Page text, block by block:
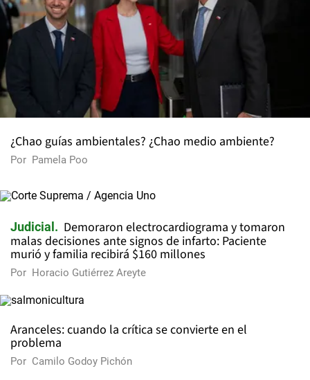
¿Chao guías ambientales? ¿Chao medio ambiente?
Por Pamela Poo
Judicial
Demoraron electrocardiograma y tomaron
malas decisiones ante signos de infarto: Paciente
murió y familia recibirá $160 millones
Por Horacio Gutiérrez Areyte
Aranceles: cuando la crítica se convierte en el
problema
Por Camilo Godoy Pichón